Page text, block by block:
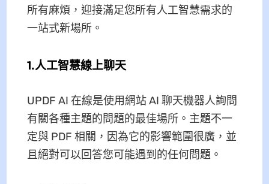
所有麻煩，迎接滿足您所有人工智慧需求的
一站式新場所。
1.人工智慧線上聊天
UPDF AI 在線是使用網站 AI 聊天機器人詢問
有關各種主題的問題的最佳場所。主題不一
定與 PDF 相關，因為它的影響範圍很廣，並
且絕對可以回答您可能遇到的任何問題。